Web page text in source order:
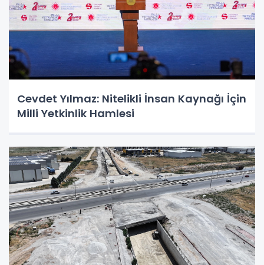
Cevdet Yılmaz: Nitelikli İnsan Kaynağı İçin
Milli Yetkinlik Hamlesi